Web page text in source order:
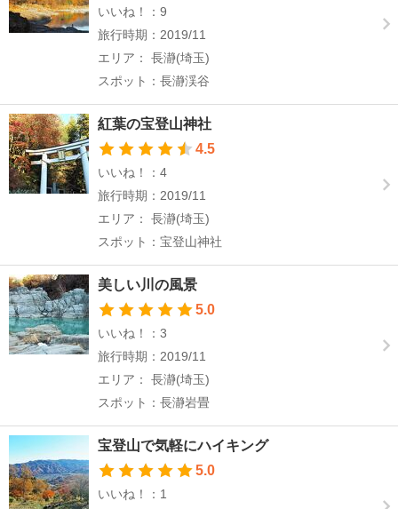
いいね！：9
旅行時期：2019/11
エリア： 長瀞(埼玉)
スポット：長瀞渓谷
紅葉の宝登山神社
4.5
いいね！：4
旅行時期：2019/11
エリア： 長瀞(埼玉)
スポット：宝登山神社
美しい川の風景
5.0
いいね！：3
旅行時期：2019/11
エリア： 長瀞(埼玉)
スポット：長瀞岩畳
宝登山で気軽にハイキング
5.0
いいね！：1